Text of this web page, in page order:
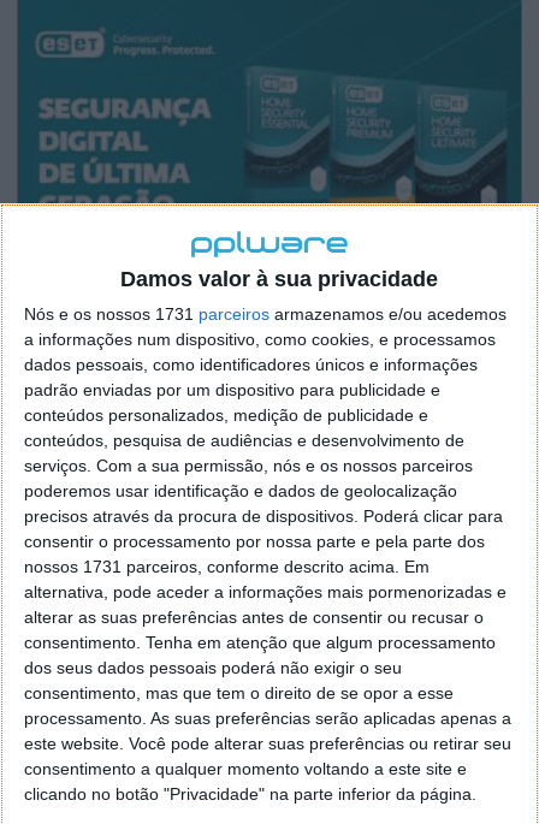
Damos valor à sua privacidade
Nós e os nossos 1731 parceiros armazenamos e/ou acedemos
a informações num dispositivo, como cookies, e processamos
dados pessoais, como identificadores únicos e informações
padrão enviadas por um dispositivo para publicidade e
conteúdos personalizados, medição de publicidade e
conteúdos, pesquisa de audiências e desenvolvimento de
serviços. Com a sua permissão, nós e os nossos parceiros
poderemos usar identificação e dados de geolocalização
precisos através da procura de dispositivos. Poderá clicar para
consentir o processamento por nossa parte e pela parte dos
nossos 1731 parceiros, conforme descrito acima. Em
alternativa, pode aceder a informações mais pormenorizadas e
alterar as suas preferências antes de consentir ou recusar o
consentimento. Tenha em atenção que algum processamento
dos seus dados pessoais poderá não exigir o seu
consentimento, mas que tem o direito de se opor a esse
processamento. As suas preferências serão aplicadas apenas a
este website. Você pode alterar suas preferências ou retirar seu
consentimento a qualquer momento voltando a este site e
clicando no botão "Privacidade" na parte inferior da página.